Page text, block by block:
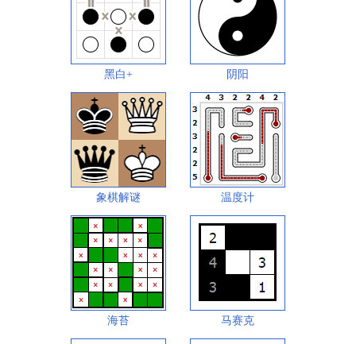
黑白+ 阴阳
象棋解谜 温度计
海苔 马赛克